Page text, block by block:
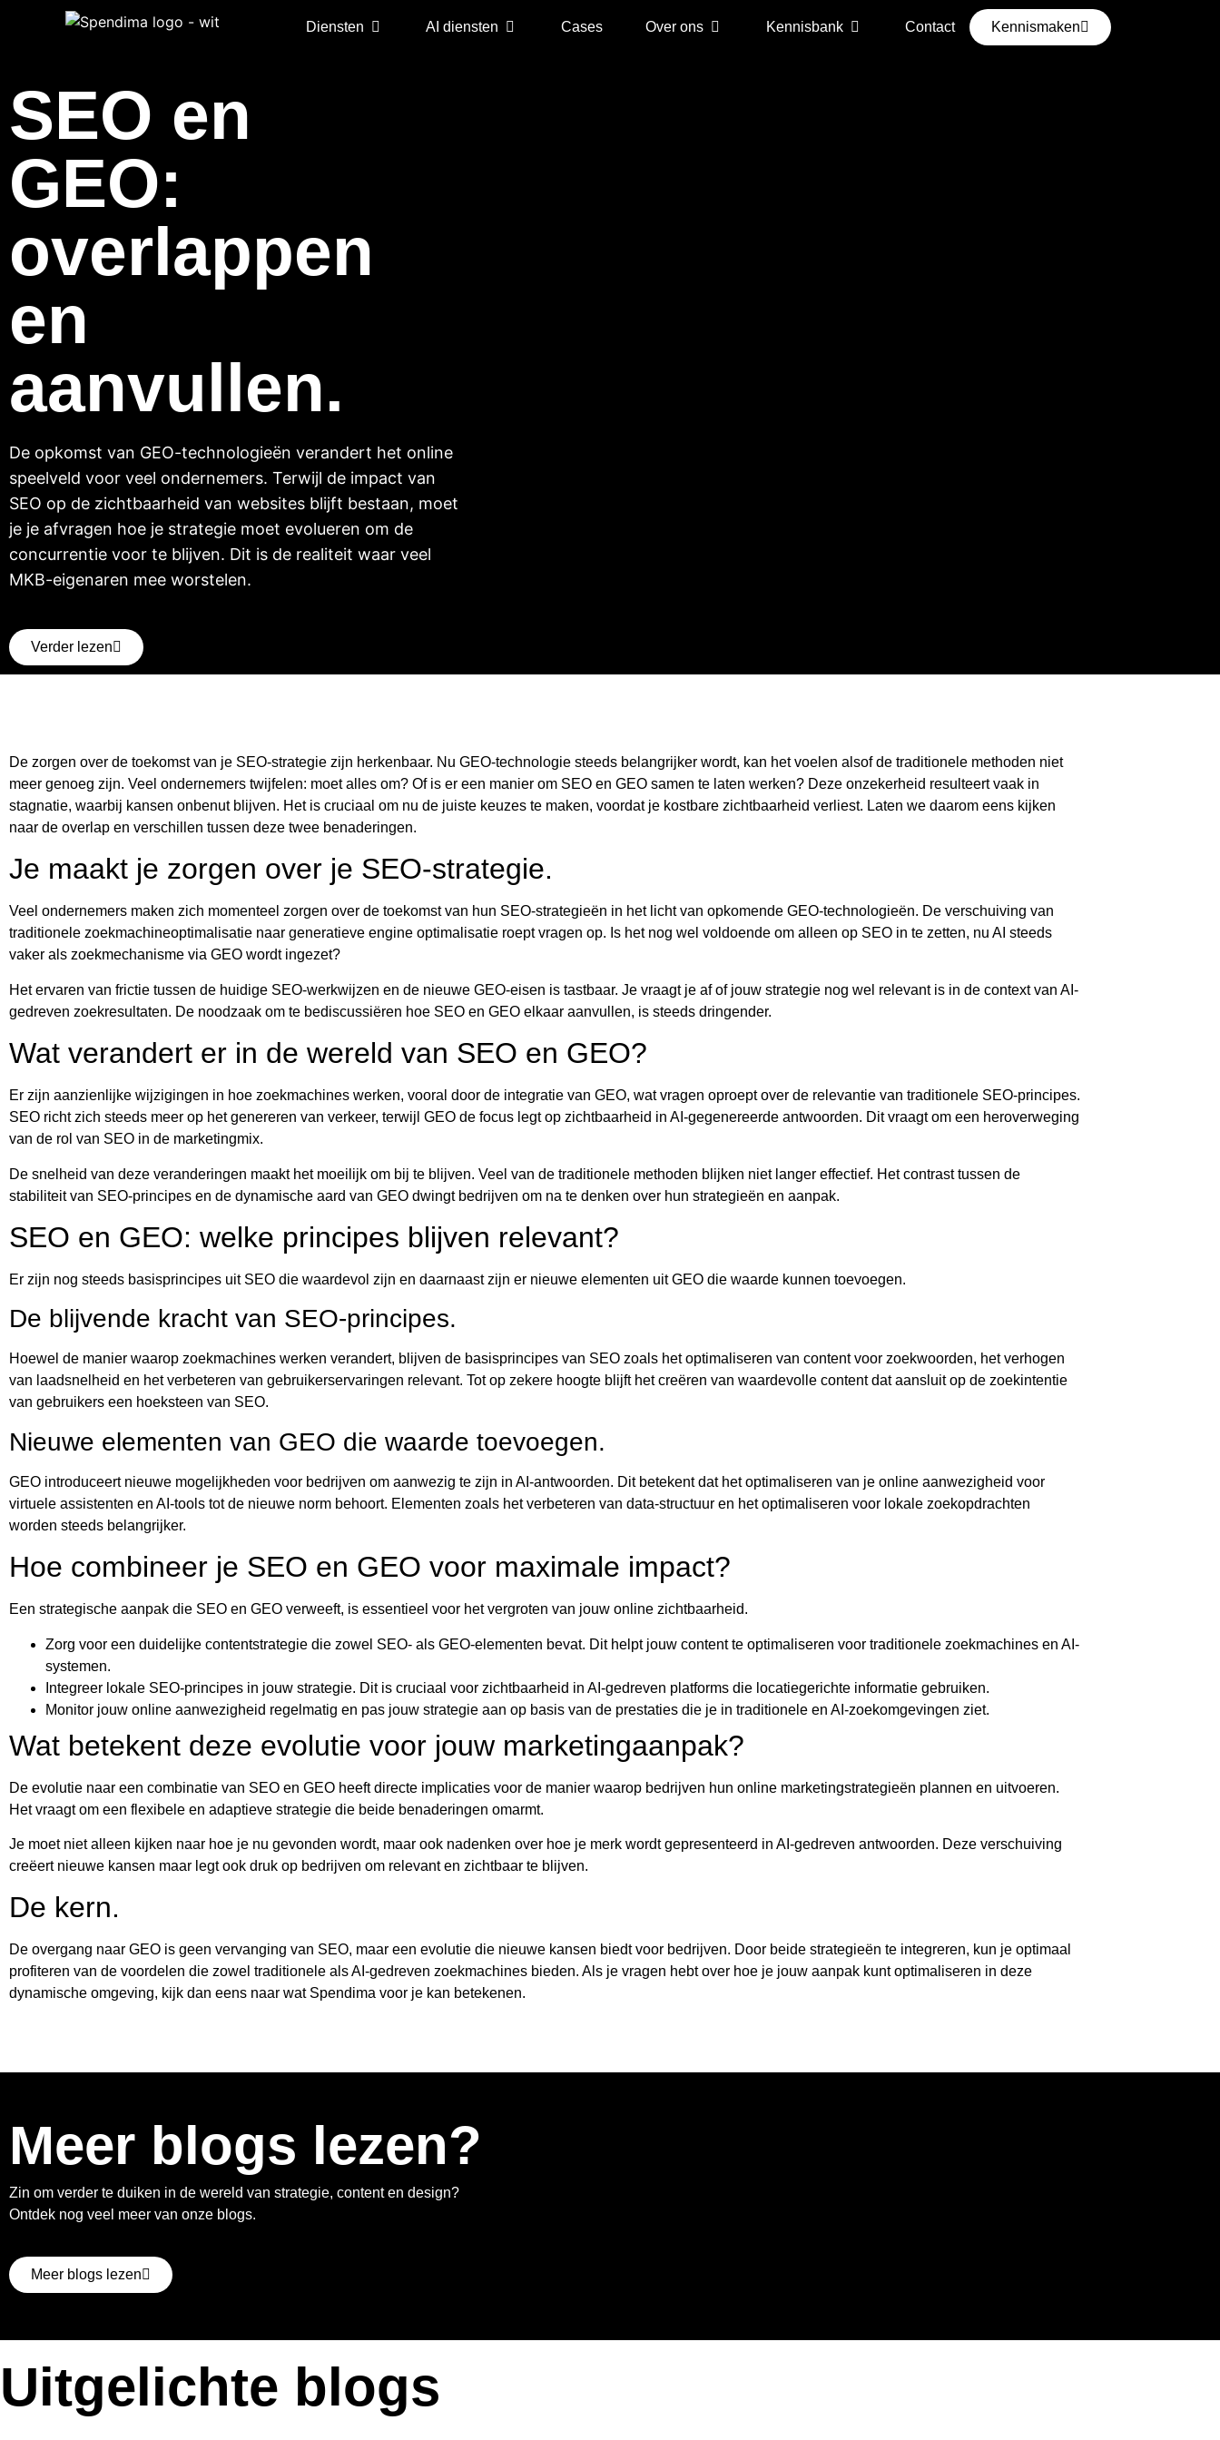
Diensten AI diensten Cases Over ons Kennisbank Contact Kennismaken
SEO en
GEO:
overlappen
en
aanvullen.
Verder lezen
De zorgen over de toekomst van je SEO-strategie zijn herkenbaar. Nu GEO-technologie steeds belangrijker wordt, kan het voelen alsof de traditionele methoden niet
meer genoeg zijn. Veel ondernemers twijfelen: moet alles om? Of is er een manier om SEO en GEO samen te laten werken? Deze onzekerheid resulteert vaak in
stagnatie, waarbij kansen onbenut blijven. Het is cruciaal om nu de juiste keuzes te maken, voordat je kostbare zichtbaarheid verliest. Laten we daarom eens kijken
naar de overlap en verschillen tussen deze twee benaderingen.
Je maakt je zorgen over je SEO-strategie.
Veel ondernemers maken zich momenteel zorgen over de toekomst van hun SEO-strategieën in het licht van opkomende GEO-technologieën. De verschuiving van
traditionele zoekmachineoptimalisatie naar generatieve engine optimalisatie roept vragen op. Is het nog wel voldoende om alleen op SEO in te zetten, nu AI steeds
vaker als zoekmechanisme via GEO wordt ingezet?
Het ervaren van frictie tussen de huidige SEO-werkwijzen en de nieuwe GEO-eisen is tastbaar. Je vraagt je af of jouw strategie nog wel relevant is in de context van AI-
gedreven zoekresultaten. De noodzaak om te bediscussiëren hoe SEO en GEO elkaar aanvullen, is steeds dringender.
Wat verandert er in de wereld van SEO en GEO?
Er zijn aanzienlijke wijzigingen in hoe zoekmachines werken, vooral door de integratie van GEO, wat vragen oproept over de relevantie van traditionele SEO-principes.
SEO richt zich steeds meer op het genereren van verkeer, terwijl GEO de focus legt op zichtbaarheid in AI-gegenereerde antwoorden. Dit vraagt om een heroverweging
van de rol van SEO in de marketingmix.
De snelheid van deze veranderingen maakt het moeilijk om bij te blijven. Veel van de traditionele methoden blijken niet langer effectief. Het contrast tussen de
stabiliteit van SEO-principes en de dynamische aard van GEO dwingt bedrijven om na te denken over hun strategieën en aanpak.
SEO en GEO: welke principes blijven relevant?
Er zijn nog steeds basisprincipes uit SEO die waardevol zijn en daarnaast zijn er nieuwe elementen uit GEO die waarde kunnen toevoegen.
De blijvende kracht van SEO-principes.
Hoewel de manier waarop zoekmachines werken verandert, blijven de basisprincipes van SEO zoals het optimaliseren van content voor zoekwoorden, het verhogen
van laadsnelheid en het verbeteren van gebruikerservaringen relevant. Tot op zekere hoogte blijft het creëren van waardevolle content dat aansluit op de zoekintentie
van gebruikers een hoeksteen van SEO.
Nieuwe elementen van GEO die waarde toevoegen.
GEO introduceert nieuwe mogelijkheden voor bedrijven om aanwezig te zijn in AI-antwoorden. Dit betekent dat het optimaliseren van je online aanwezigheid voor
virtuele assistenten en AI-tools tot de nieuwe norm behoort. Elementen zoals het verbeteren van data-structuur en het optimaliseren voor lokale zoekopdrachten
worden steeds belangrijker.
Hoe combineer je SEO en GEO voor maximale impact?
Een strategische aanpak die SEO en GEO verweeft, is essentieel voor het vergroten van jouw online zichtbaarheid.
Zorg voor een duidelijke contentstrategie die zowel SEO- als GEO-elementen bevat. Dit helpt jouw content te optimaliseren voor traditionele zoekmachines en AI-
systemen.
Integreer lokale SEO-principes in jouw strategie. Dit is cruciaal voor zichtbaarheid in AI-gedreven platforms die locatiegerichte informatie gebruiken.
Monitor jouw online aanwezigheid regelmatig en pas jouw strategie aan op basis van de prestaties die je in traditionele en AI-zoekomgevingen ziet.
Wat betekent deze evolutie voor jouw marketingaanpak?
De evolutie naar een combinatie van SEO en GEO heeft directe implicaties voor de manier waarop bedrijven hun online marketingstrategieën plannen en uitvoeren.
Het vraagt om een flexibele en adaptieve strategie die beide benaderingen omarmt.
Je moet niet alleen kijken naar hoe je nu gevonden wordt, maar ook nadenken over hoe je merk wordt gepresenteerd in AI-gedreven antwoorden. Deze verschuiving
creëert nieuwe kansen maar legt ook druk op bedrijven om relevant en zichtbaar te blijven.
De kern.
De overgang naar GEO is geen vervanging van SEO, maar een evolutie die nieuwe kansen biedt voor bedrijven. Door beide strategieën te integreren, kun je optimaal
profiteren van de voordelen die zowel traditionele als AI-gedreven zoekmachines bieden. Als je vragen hebt over hoe je jouw aanpak kunt optimaliseren in deze
dynamische omgeving, kijk dan eens naar wat Spendima voor je kan betekenen.
Meer blogs lezen?
Zin om verder te duiken in de wereld van strategie, content en design?
Ontdek nog veel meer van onze blogs.
Meer blogs lezen
Uitgelichte blogs